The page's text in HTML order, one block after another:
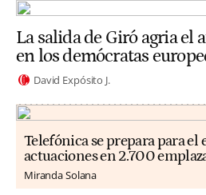
La salida de Giró agria el
en los demócratas
David Expósito J.
Telefónica se prepara para el
actuaciones en 2.700
Miranda Solana